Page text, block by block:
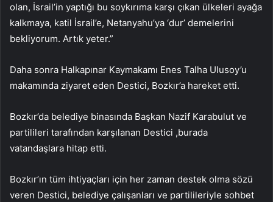
olan, İsrail’in yaptığı bu soykırıma karşı çıkan ülkeleri ayağa
kalkmaya, katil İsrail’e, Netanyahu’ya ‘dur’ demelerini
bekliyorum. Artık yeter.”
Daha sonra Halkapınar Kaymakamı Enes Talha Ulusoy’u
makamında ziyaret eden Destici, Bozkır’a hareket etti.
Bozkır’da belediye binasında Başkan Nazif Karabulut ve
partilileri tarafından karşılanan Destici ,burada
vatandaşlara hitap etti.
Bozkır’ın tüm ihtiyaçları için her zaman destek olma sözü
veren Destici, belediye çalışanları ve partilileriyle sohbet